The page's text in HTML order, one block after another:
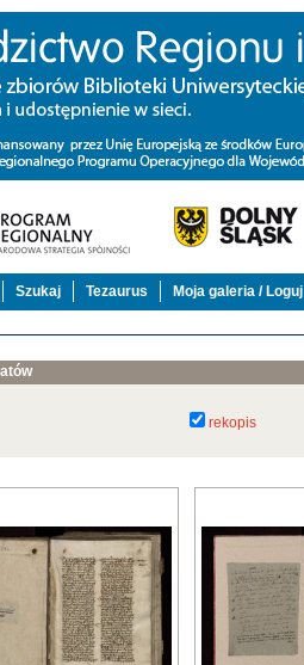
Szukaj Tezaurus Moja galeria / Loguj
rekopis